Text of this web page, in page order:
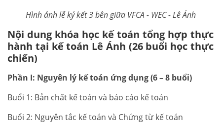
Hình ảnh lễ ký kết 3 bên giữa VFCA - WEC - Lê Ánh
Nội dung khóa học kế toán tổng hợp thực
hành tại kế toán Lê Ánh (26 buổi học thực
chiến)
Phần I: Nguyên lý kế toán ứng dụng (6 – 8 buổi)
Buổi 1: Bản chất kế toán và báo cáo kế toán
Buổi 2: Nguyên tắc kế toán và Chứng từ kế toán